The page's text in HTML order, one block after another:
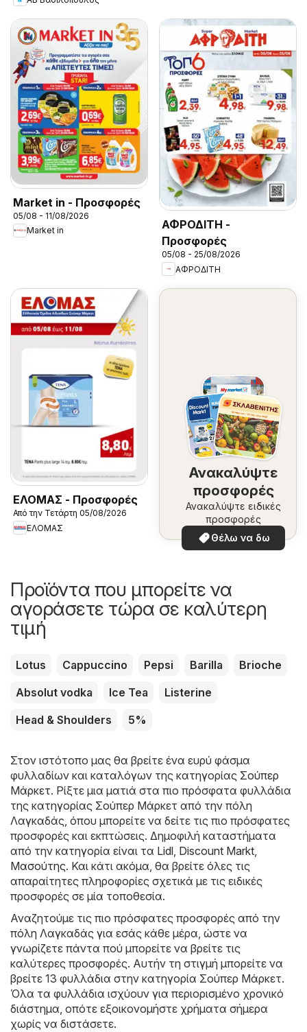
Market in - Προσφορές
05/08 - 11/08/2026
Market in
ΑΦΡΟΔΙΤΗ -
Προσφορές
05/08 - 25/08/2026
ΑΦΡΟΔΙΤΗ
ΕΛΟΜΑΣ - Προσφορές
Από την Τετάρτη 05/08/2026
ΕΛΟΜΑΣ
Ανακαλύψτε
προσφορές
Ανακαλύψτε ειδικές
προσφορές
Θέλω να δω
Προϊόντα που μπορείτε να
αγοράσετε τώρα σε καλύτερη
τιμή
Lotus Cappuccino Pepsi Barilla
Brioche
Absolut vodka
Ice Tea
Listerine
Head & Shoulders
5%
Στον ιστότοπο μας θα βρείτε ένα ευρύ φάσμα
φυλλαδίων και καταλόγων της κατηγορίας Σούπερ
Μάρκετ. Ρίξτε μια ματιά στα πιο πρόσφατα φυλλάδια
της κατηγορίας Σούπερ Μάρκετ από την πόλη
Λαγκαδάς, όπου μπορείτε να δείτε τις πιο πρόσφατες
προσφορές και εκπτώσεις. Δημοφιλή καταστήματα
από την κατηγορία είναι τα Lidl, Discount Markt,
Μασούτης. Και κάτι ακόμα, θα βρείτε όλες τις
απαραίτητες πληροφορίες σχετικά με τις ειδικές
προσφορές σε μία τοποθεσία.
Αναζητούμε τις πιο πρόσφατες προσφορές από την
πόλη Λαγκαδάς για εσάς κάθε μέρα, ώστε να
γνωρίζετε πάντα πού μπορείτε να βρείτε τις
καλύτερες προσφορές. Αυτήν τη στιγμή μπορείτε να
βρείτε 13 φυλλάδια στην κατηγορία Σούπερ Μάρκετ.
Όλα τα φυλλάδια ισχύουν για περιορισμένο χρονικό
διάστημα, οπότε εξοικονομήστε χρήματα σήμερα
χωρίς να διστάσετε.